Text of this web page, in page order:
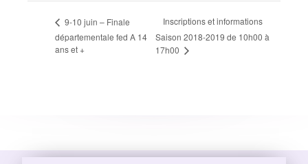
9-10 juin – Finale
départementale fed A 14
ans et +
Inscriptions et informations
Saison 2018-2019 de 10h00 à
17h00